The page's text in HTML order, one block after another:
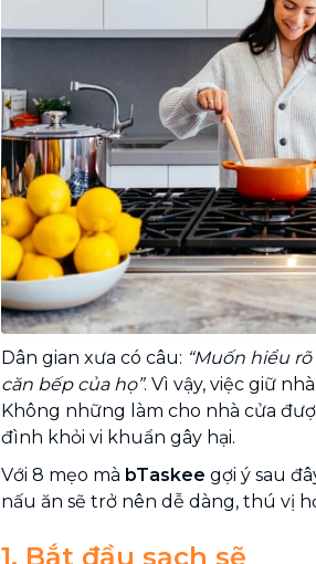
Chuyển nhà trọn gói, không lo dọn
dẹp nơi đi nơi đến
Vệ sinh công nghiệp NEW
Vệ sinh chuyên nghiệp cho văn
phòng, nhà xưởng, công trình lớn
Dân gian xưa có câu: “Muốn hiểu
căn bếp của họ”. Vì vậy, việc giữ
Không những làm cho nhà cửa
đình khỏi vi khuẩn gây hại.
Với 8 mẹo mà bTaskee gợi ý sau
nấu ăn sẽ trở nên dễ dàng, thú vị
1. Bắt đầu sạch sẽ